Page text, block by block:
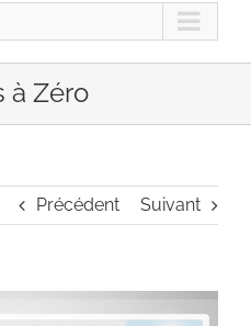
à Zéro
Précédent Suivant